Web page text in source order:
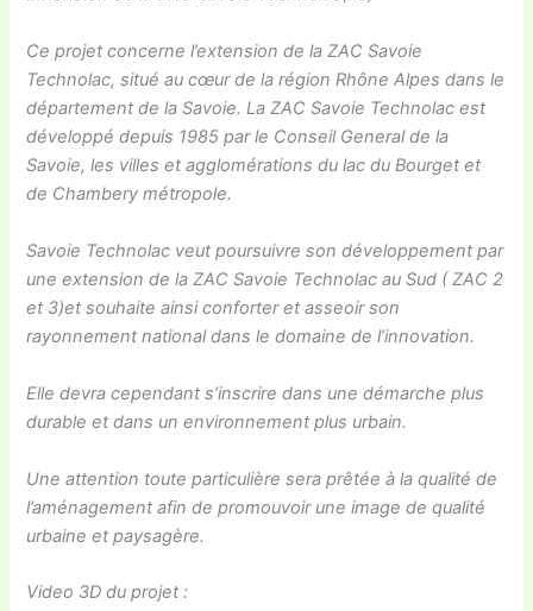
Ce projet concerne l’extension de la ZAC Savoie
Technolac, situé au cœur de la région Rhône Alpes dans le
département de la Savoie. La ZAC Savoie Technolac est
développé depuis 1985 par le Conseil General de la
Savoie, les villes et agglomérations du lac du Bourget et
de Chambery métropole.
Savoie Technolac veut poursuivre son développement par
une extension de la ZAC Savoie Technolac au Sud ( ZAC 2
et 3)et souhaite ainsi conforter et asseoir son
rayonnement national dans le domaine de l’innovation.
Elle devra cependant s’inscrire dans une démarche plus
durable et dans un environnement plus urbain.
Une attention toute particulière sera prêtée à la qualité de
l’aménagement afin de promouvoir une image de qualité
urbaine et paysagère.
Video 3D du projet :